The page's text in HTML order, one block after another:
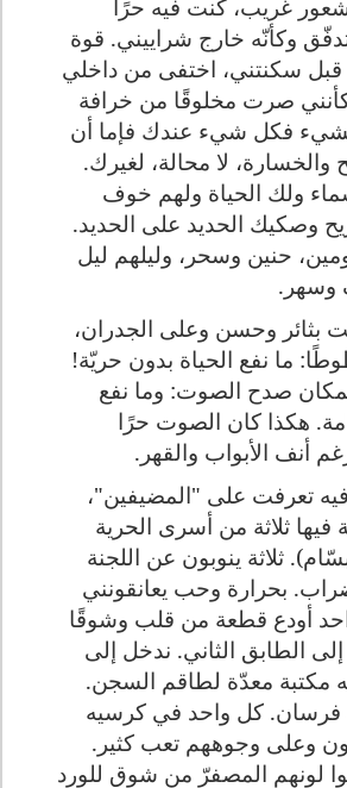
شعور غريب، كنت فيه حرًا
وكأنّه خارج شراييني. قوة
قبل سكنتني، اختفى من داخلي
صرت مخلوقًا من خرافة
فكل شيء عندك فإما أن
والخسارة، لا محالة، لغيرك.
ولك الحياة ولهم خوف
وصكيك الحديد على الحديد.
حنين وسحر، وليلهم ليل
وسهر.
وحسن وعلى الجدران،
ما نفع الحياة بدون حريّة!
صدح الصوت: وما نفع
هكذا كان الصوت حرًا
أنف الأبواب والقهر .
تعرفت على "المضيفين"،
فيها ثلاثة من أسرى الحرية
ثلاثة ينوبون عن اللجنة
بحرارة وحب يعانقونني
أودع قطعة من قلب وشوقًا
إلى الطابق الثاني. ندخل إلى
مكتبة معدّة لطاقم السجن.
فرسان. كل واحد في كرسيه
وعلى وجوههم تعب كثير.
لونهم المصفرّ من شوق للورد